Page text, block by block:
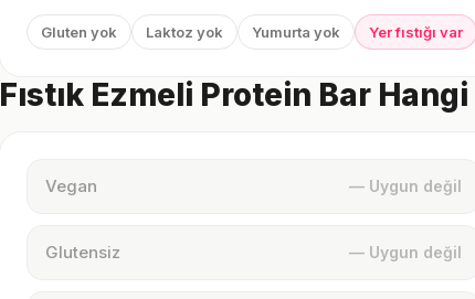
Gluten yok Laktoz yok Yumurta yok Yer fıstığı var
Fıstık Ezmeli Protein Bar
Vegan — Uygun değil
Glutensiz — Uygun değil